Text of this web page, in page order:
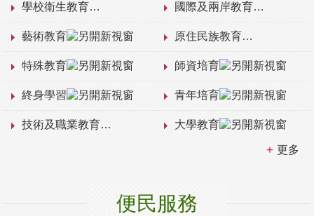
學校衛生教育 國際及兩岸教育
藝術教育 原住民族教育
特殊教育 師資培育
終身學習 青年培育
技術及職業教育 大學教育
更多
便民服務